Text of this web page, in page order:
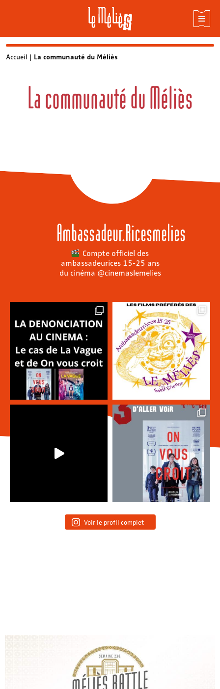
Accueil | La communauté du Méliès
La communauté du Méliès
Ambassadeur.ricesmelies
Compte officiel des
ambassadeurices 15-25 ans
du cinéma @cinemaslemelies
Voir le profil complet